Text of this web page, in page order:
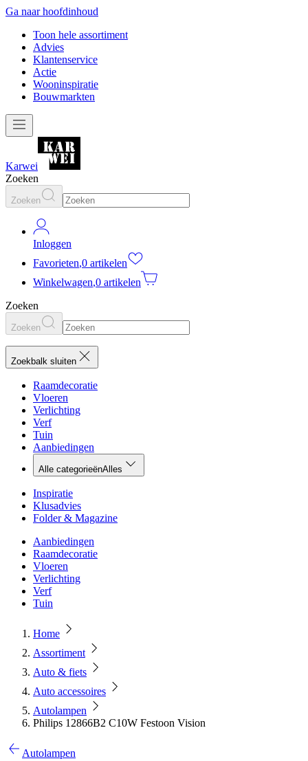
Ga naar hoofdinhoud
Toon hele assortiment
Advies
Klantenservice
Actie
Wooninspiratie
Bouwmarkten
Karwei
Zoeken
Zoeken
Inloggen
Favorieten,0 artikelen
Winkelwagen,0 artikelen
Zoeken
Zoeken
Zoekbalk sluiten
Raamdecoratie
Vloeren
Verlichting
Verf
Tuin
Aanbiedingen
Alle categorieënAlles
Inspiratie
Klusadvies
Folder & Magazine
Aanbiedingen
Raamdecoratie
Vloeren
Verlichting
Verf
Tuin
Home
Assortiment
Auto & fiets
Auto accessoires
Autolampen
Philips 12866B2 C10W Festoon Vision
Autolampen